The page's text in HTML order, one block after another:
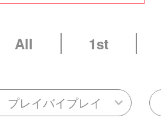
All 1st
プレイバイプレイ